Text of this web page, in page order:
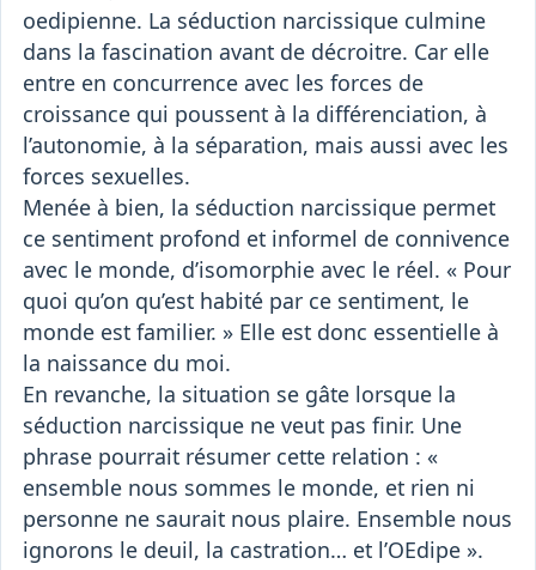
oedipienne. La séduction narcissique culmine
dans la fascination avant de décroitre. Car elle
entre en concurrence avec les forces de
croissance qui poussent à la différenciation, à
l’autonomie, à la séparation, mais aussi avec les
forces sexuelles.
Menée à bien, la séduction narcissique permet
ce sentiment profond et informel de connivence
avec le monde, d’isomorphie avec le réel. « Pour
quoi qu’on qu’est habité par ce sentiment, le
monde est familier. » Elle est donc essentielle à
la naissance du moi.
En revanche, la situation se gâte lorsque la
séduction narcissique ne veut pas finir. Une
phrase pourrait résumer cette relation : «
ensemble nous sommes le monde, et rien ni
personne ne saurait nous plaire. Ensemble nous
ignorons le deuil, la castration… et l’OEdipe ».